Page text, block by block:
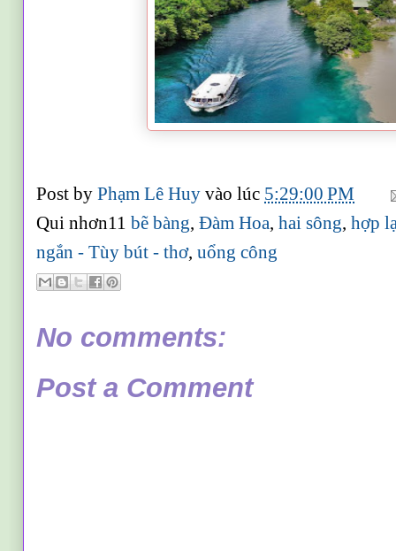
Post byPhạm Lê Huyvào lúc 5:29:00 PM
Qui nhơn11bẽ bàng,Đàm Hoa,hai sông,hợp
ngắn - Tùy bút - thơ,uổng công
No comments:
Post a Comment